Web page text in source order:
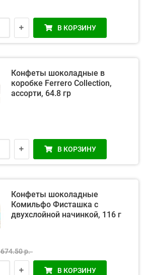
В КОРЗИНУ
Конфеты шоколадные в
коробке Ferrero Collection,
ассорти, 64.8 гр
В КОРЗИНУ
Конфеты шоколадные
Комильфо Фисташка с
двухслойной начинкой, 116 г
674.50 р.
В КОРЗИНУ